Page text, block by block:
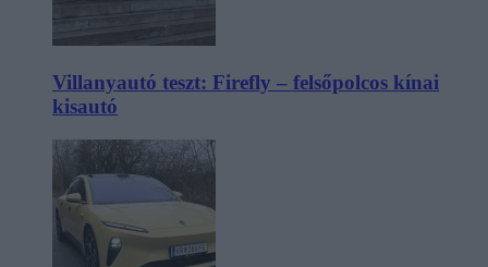
Villanyautó teszt: Firefly – felsőpolcos kínai
kisautó